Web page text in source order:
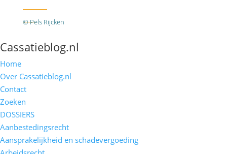
© Pels Rijcken
Cassatieblog.nl
Home
Over Cassatieblog.nl
Contact
Zoeken
DOSSIERS
Aanbestedingsrecht
Aansprakelijkheid en schadevergoeding